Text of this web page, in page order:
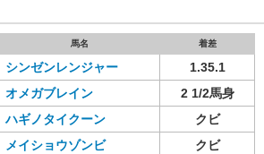
馬名 着差
シンゼンレンジャー
1.35.1
オメガブレイン
2 1/2馬身
ハギノタイクーン
クビ
メイショウゾンビ
クビ